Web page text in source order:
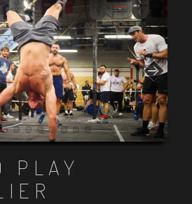
1 2
Item 3
Item 4
Item 5
Item 6
Item 7
Item 8
Item 9
Item 10
PLAY